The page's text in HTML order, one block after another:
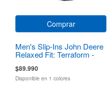
Comprar
Men's Slip-Ins John Deere
Relaxed Fit: Terraform -
$89.990
Disponible en 1 colores